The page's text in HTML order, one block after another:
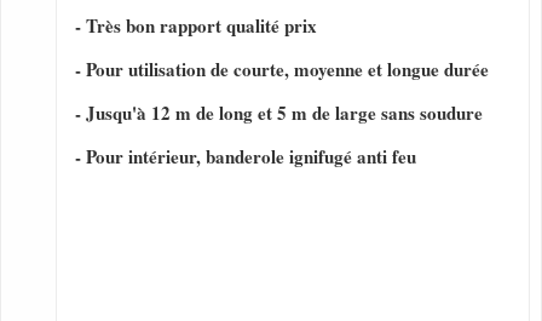
- Très bon rapport qualité prix
- Pour utilisation de courte, moyenne et longue durée
- Jusqu'à 12 m de long et 5 m de large sans soudure
- Pour intérieur, banderole ignifugé anti feu